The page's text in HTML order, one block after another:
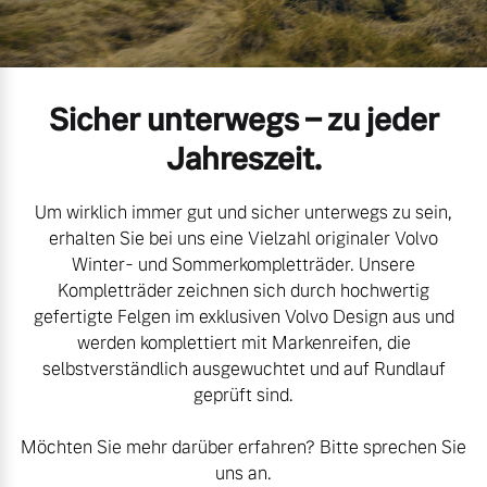
Mild-Hybrid
Geschäftskunden
Editionsmodelle
Konnektivität
Volvo Gebrauchtwagenbörse
Volvo kauft Ihr Auto
Aktuelle Zubehörangebote
Zubehörkatalog
Service by Volvo
Sie erhalten bei uns eine
Vielzahl von Original
Kontakt und Anfahrt
Sicher unterwegs – zu jeder
Jahreszeit.
Um wirklich immer gut und sicher unterwegs zu sein,
erhalten Sie bei uns eine Vielzahl originaler Volvo
Winter- und Sommerkompletträder. Unsere
Kompletträder zeichnen sich durch hochwertig
gefertigte Felgen im exklusiven Volvo Design aus und
werden komplettiert mit Markenreifen, die
selbstverständlich ausgewuchtet und auf Rundlauf
geprüft sind.
Möchten Sie mehr darüber erfahren? Bitte sprechen Sie
uns an.